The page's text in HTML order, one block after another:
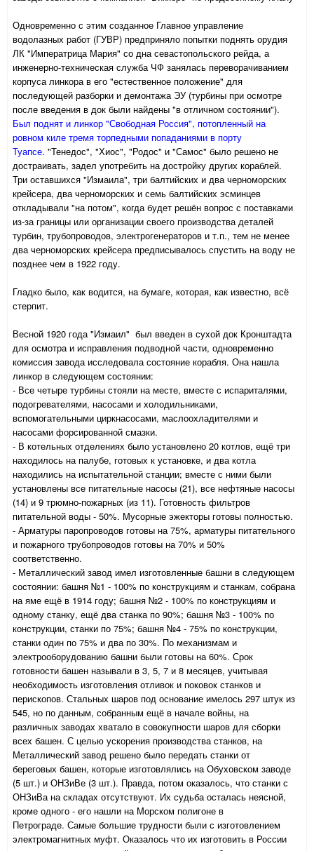
Одновременно с этим созданное Главное управление
водолазных работ (ГУВР) предприняло попытки поднять орудия
ЛК "Императрица Мария" со дна севастопольского рейда, а
инженерно-техническая служба ЧФ занялась переворачиванием
корпуса линкора в его "естественное положение" для
последующей разборки и демонтажа ЭУ (турбины при осмотре
после введения в док были найдены "в отличном состоянии").
Был поднят и линкор "Свободная Россия", потопленный на
ровном киле тремя торпедными попаданиями в порту
Туапсе. "Тенедос", "Хиос", "Родос" и "Самос" было решено не
достраивать, задел употребить на достройку других кораблей.
Три оставшихся "Измаила", три балтийских и два черноморских
крейсера, два черноморских и семь балтийских эсминцев
откладывали "на потом", когда будет решён вопрос с поставками
из-за границы или организации своего производства деталей
турбин, трубопроводов, электрогенераторов и т.п., тем не менее
два черноморских крейсера предписывалось спустить на воду не
позднее чем в 1922 году.
Гладко было, как водится, на бумаге, которая, как известно, всё
стерпит.
Весной 1920 года "Измаил" был введен в сухой док Кронштадта
для осмотра и исправления подводной части, одновременно
комиссия завода исследовала состояние корабля. Она нашла
линкор в следующем состоянии:
- Все четыре турбины стояли на месте, вместе с испариталями,
подогревателями, насосами и холодильниками,
вспомогательными циркнасосами, маслоохладителями и
насосами форсированной смазки.
- В котельных отделениях было установлено 20 котлов, ещё три
находилось на палубе, готовых к установке, и два котла
находились на испытательной станции; вместе с ними были
установлены все питательные насосы (21), все нефтяные насосы
(14) и 9 трюмно-пожарных (из 11). Готовность фильтров
питательной воды - 50%. Мусорные эжекторы готовы полностью.
- Арматуры паропроводов готовы на 75%, арматуры питательного
и пожарного трубопроводов готовы на 70% и 50%
соответственно.
- Металлический завод имел изготовленные башни в следующем
состоянии: башня №1 - 100% по конструкциям и станкам, собрана
на яме ещё в 1914 году; башня №2 - 100% по конструкциям и
одному станку, ещё два станка по 90%; башня №3 - 100% по
конструкции, станки по 75%; башня №4 - 75% по конструкции,
станки один по 75% и два по 30%. По механизмам и
электрооборудованию башни были готовы на 60%. Срок
готовности башен называли в 3, 5, 7 и 8 месяцев, учитывая
необходимость изготовления отливок и поковок станков и
перископов. Стальных шаров под основание имелось 297 штук из
545, но по данным, собранным ещё в начале войны, на
различных заводах хватало в совокупности шаров для сборки
всех башен. С целью ускорения производства станков, на
Металлический завод решено было передать станки от
береговых башен, которые изготовлялись на Обуховском заводе
(5 шт.) и ОНЗиВе (3 шт.). Правда, потом оказалось, что станки с
ОНЗиВа на складах отсутствуют. Их судьба осталась неясной,
кроме одного - его нашли на Морском полигоне в
Петрограде. Самые большие трудности были с изготовлением
электромагнитных муфт. Оказалось что их изготовить в России